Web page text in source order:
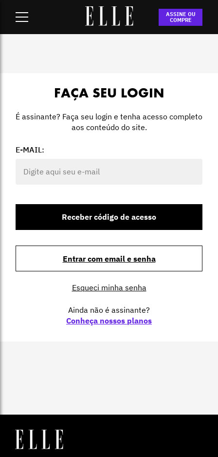
ASSINE OU
COMPRE
FAÇA SEU LOGIN
É assinante? Faça seu login e tenha acesso completo
aos conteúdo do site.
E-MAIL:
Receber código de acesso
Entrar com email e senha
Esqueci minha senha
Ainda não é assinante?
Conheça nossos planos